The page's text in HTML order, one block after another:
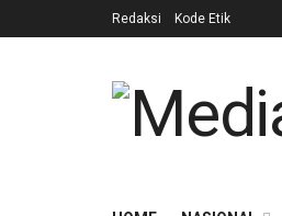
Redaksi Kode Etik